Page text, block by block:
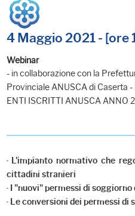
4 Maggio 2021 - [ore
Webinar
- in collaborazione con la
Provinciale ANUSCA di Caserta
ENTI ISCRITTI ANUSCA ANNO
· L'impianto normativo che
cittadini stranieri
· I "nuovi" permessi di
· Le conversioni dei permessi di